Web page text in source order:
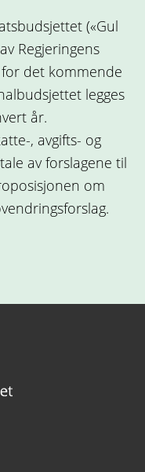
(«Gul
Regjeringens
det kommende
legges
år.
, avgifts- og
av forslagene til
om